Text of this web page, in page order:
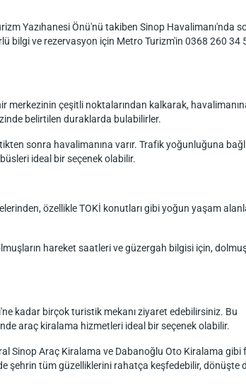
Yazıhanesi Önü'nü takiben Sinop Havalimanı'nda
bilgi ve rezervasyon için Metro Turizm'in 0368 260 34
merkezinin çeşitli noktalarından kalkarak,
belirtilen duraklarda bulabilirler.
sonra havalimanına varır. Trafik yoğunluğuna
ideal bir seçenek olabilir.
özellikle TOKİ konutları gibi yoğun yaşam
hareket saatleri ve güzergah bilgisi için,
kadar birçok turistik mekanı ziyaret edebilirsiniz. Bu
araç kiralama hizmetleri ideal bir seçenek olabilir.
Sinop Araç Kiralama ve Dabanoğlu Oto Kiralama gibi
şehrin tüm güzelliklerini rahatça keşfedebilir, dönüşte